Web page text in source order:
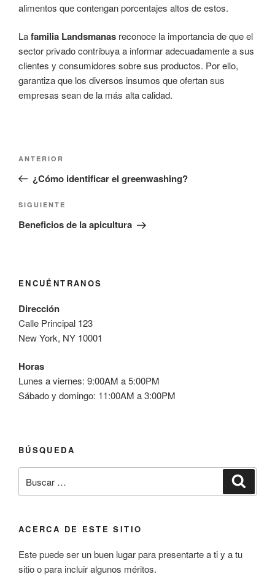
alimentos que contengan porcentajes altos de estos.
Lafamilia Landsmanas reconoce la importancia de que el
sector privado contribuya a informar adecuadamente a sus
clientes y consumidores sobre sus productos. Por ello,
garantiza que los diversos insumos que ofertan sus
empresas sean de la más alta calidad.
entradas
Entrada
anterior:
ANTERIOR
¿Cómo identificar el greenwashing?
Siguiente
entrada
SIGUIENTE
Beneficios de la apicultura
ENCUÉNTRANOS
Dirección
Calle Principal 123
New York, NY 10001
Horas
Lunes a viernes: 9:00AM a 5:00PM
Sábado y domingo: 11:00AM a 3:00PM
BÚSQUEDA
por:
ACERCA DE ESTE SITIO
Este puede ser un buen lugar para presentarte a ti y a tu
sitio o para incluir algunos méritos.